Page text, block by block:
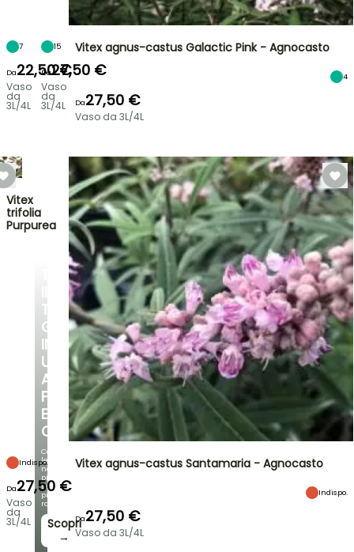
TRASFORMA
TUO
GIARDINO
IN
UN
ANGOLO
FRESCO
E
OMBREGGIATO
Con
le
nostre
più
belle
piante
rampicanti
Scopri
→
7
Da22,50 €
Vaso
da
3L/4L
15
Da27,50 €
Vaso
da
3L/4L
Vitex agnus-castus Galactic Pink - Agnocasto
4
Da27,50 €
Vaso da 3L/4L
Vitex
trifolia
Purpurea
Indispo.
Da27,50 €
Vaso
da
3L/4L
Vitex agnus-castus Santamaria - Agnocasto
Indispo.
Da27,50 €
Vaso da 3L/4L